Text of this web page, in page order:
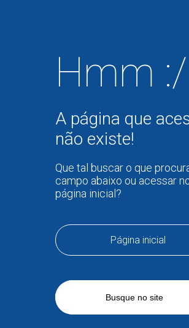
Hmm :/
A página que
não existe!
Que tal buscar o que
campo abaixo ou acessar
página inicial?
Página inicial